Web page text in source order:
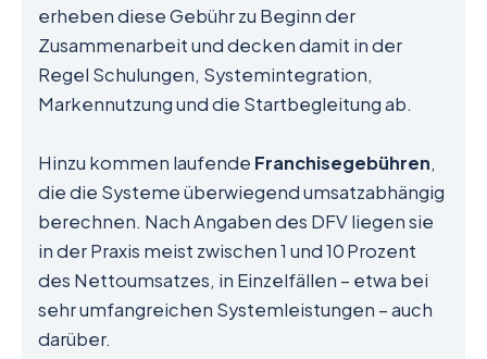
erheben diese Gebühr zu Beginn der
Zusammenarbeit und decken damit in der
Regel Schulungen, Systemintegration,
Markennutzung und die Startbegleitung ab.
Hinzu kommen laufende Franchisegebühren,
die die Systeme überwiegend umsatzabhängig
berechnen. Nach Angaben des DFV liegen sie
in der Praxis meist zwischen 1 und 10 Prozent
des Nettoumsatzes, in Einzelfällen – etwa bei
sehr umfangreichen Systemleistungen – auch
darüber.